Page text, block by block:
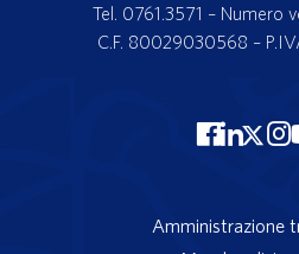
Tel. 0761.3571 –
C.F. 80029030568 –
Amministrazione